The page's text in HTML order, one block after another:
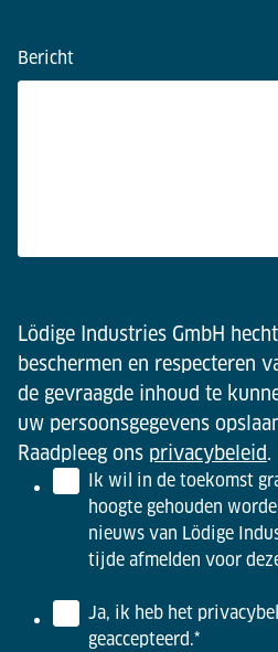
Bericht
Lödige Industries GmbH
beschermen en respecteren
de gevraagde inhoud te
uw persoonsgegevens
Raadpleeg ons privacybeleid.
Ik wil in de toekomst
hoogte gehouden
nieuws van Lödige
tijde afmelden voor
Ja, ik heb het
geaccepteerd.*